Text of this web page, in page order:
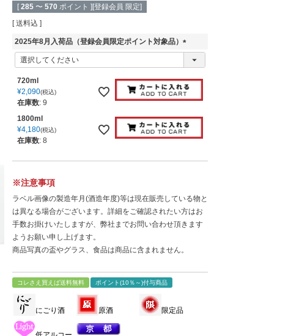
[ 285 〜 570 ポイント ][登録会員 限定]
送料込
2025年8月入荷品（登録会員限定ポイント対象品）
(
必
)
720ml
¥2,090 税込
在庫数: 9
1800ml
¥4,180 税込
在庫数: 8
※注意事項
ラベル画像の製造年月(酒造年度)等は現在販売している物と
は異なる場合がございます。詳細をご確認されたい方はお
手数お掛けいたしますが、弊社までお問い合わせ頂きます
ようお願い申し上げます。
商品写真の盃やグラス、食品は商品に含まれません。
コレさえ買えば送料無料 ポイント(10％～)付与商品
にごり酒 原酒 限定品